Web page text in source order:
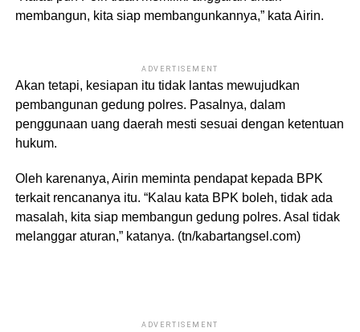
membangun, kita siap membangunkannya,” kata Airin.
ADVERTISEMENT
Akan tetapi, kesiapan itu tidak lantas mewujudkan
pembangunan gedung polres. Pasalnya, dalam
penggunaan uang daerah mesti sesuai dengan ketentuan
hukum.
Oleh karenanya, Airin meminta pendapat kepada BPK
terkait rencananya itu. “Kalau kata BPK boleh, tidak ada
masalah, kita siap membangun gedung polres. Asal tidak
melanggar aturan,” katanya. (tn/kabartangsel.com)
ADVERTISEMENT